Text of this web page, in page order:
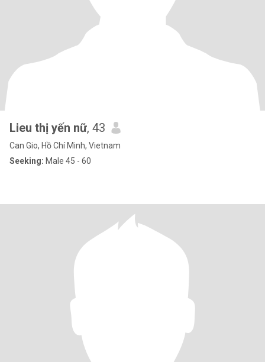
Lieu thị yến nữ, 43
Can Gio, Hồ Chí Minh, Vietnam
Seeking: Male 45 - 60